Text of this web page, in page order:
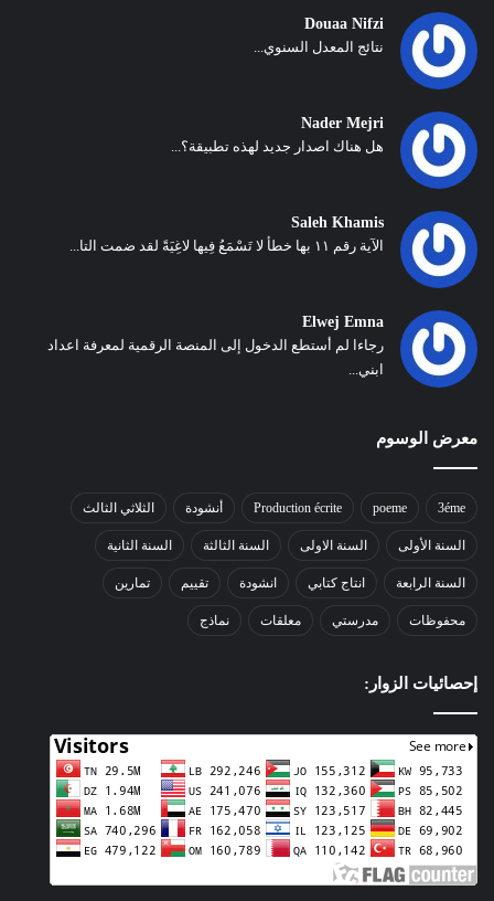
Douaa Nifzi
نتائج المعدل السنوي...
Nader Mejri
هل هناك اصدار جديد لهذه تطبيقة؟...
Saleh Khamis
الآية رقم ١١ بها خطأ لا تَسْمَعُ فِيها لاغِيَةً لقد ضمت التا...
Elwej Emna
رجاءا لم أستطع الدخول إلى المنصة الرقمية لمعرفة اعداد
ابني...
معرض الوسوم
3éme
poeme
Production écrite أنشودة الثلاثي الثالث
السنة الأولى السنة الاولى السنة الثالثة السنة الثانية
السنة الرابعة انتاج كتابي انشودة تقييم تمارين
محفوظات مدرستي معلقات نماذج
إحصائيات الزوار: